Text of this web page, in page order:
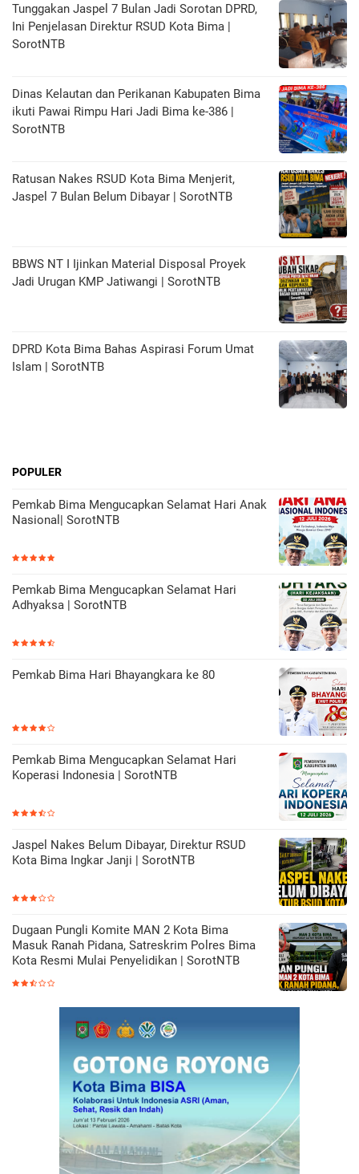
Tunggakan Jaspel 7 Bulan Jadi Sorotan DPRD,
Ini Penjelasan Direktur RSUD Kota Bima |
SorotNTB
Dinas Kelautan dan Perikanan Kabupaten Bima
ikuti Pawai Rimpu Hari Jadi Bima ke-386 |
SorotNTB
Ratusan Nakes RSUD Kota Bima Menjerit,
Jaspel 7 Bulan Belum Dibayar | SorotNTB
BBWS NT I Ijinkan Material Disposal Proyek
Jadi Urugan KMP Jatiwangi | SorotNTB
DPRD Kota Bima Bahas Aspirasi Forum Umat
Islam | SorotNTB
POPULER
Pemkab Bima Mengucapkan Selamat Hari Anak
Nasional| SorotNTB
Pemkab Bima Mengucapkan Selamat Hari
Adhyaksa | SorotNTB
Pemkab Bima Hari Bhayangkara ke 80
Pemkab Bima Mengucapkan Selamat Hari
Koperasi Indonesia | SorotNTB
Jaspel Nakes Belum Dibayar, Direktur RSUD
Kota Bima Ingkar Janji | SorotNTB
Dugaan Pungli Komite MAN 2 Kota Bima
Masuk Ranah Pidana, Satreskrim Polres Bima
Kota Resmi Mulai Penyelidikan | SorotNTB